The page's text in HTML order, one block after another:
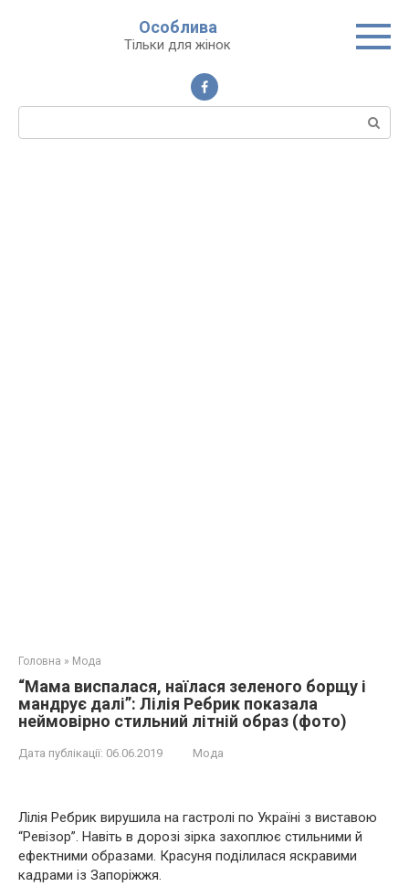
Особлива
Тільки для жінок
Пошук:
Головна » Мода
“Мама виспалася, наїлася зеленого борщу і
мандрує далі”: Лілія Ребрик показала
неймовірно стильний літній образ (фото)
Дата публікації: 06.06.2019 Мода
Лілія Ребрик вирушила на гастролі по Україні з виставою
“Ревізор”. Навіть в дорозі зірка захоплює стильними й
ефектними образами. Красуня поділилася яскравими
кадрами із Запоріжжя.